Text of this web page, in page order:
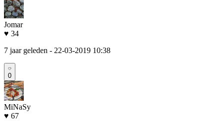
Jomar
♥ 34
7 jaar geleden - 22-03-2019 10:38
0
MiNaSy
♥ 67